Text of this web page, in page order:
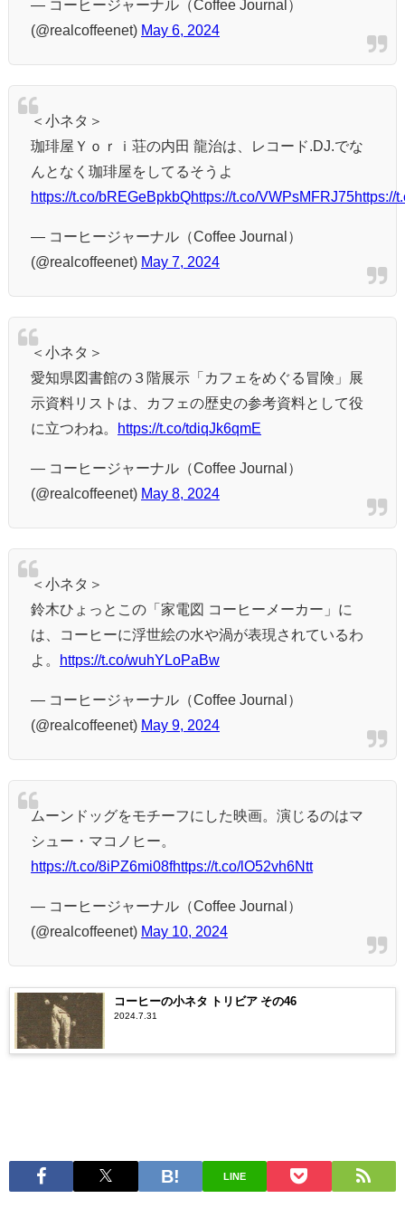
— コーヒージャーナル（Coffee Journal）
(@realcoffeenet) May 6, 2024
＜小ネタ＞
珈琲屋Ｙｏｒｉ荘の内田 龍治は、レコード.DJ.でな
んとなく珈琲屋をしてるそうよ
https://t.co/bREGeBpkbQhttps://t.co/VWPsMFRJ75https://
— コーヒージャーナル（Coffee Journal）
(@realcoffeenet) May 7, 2024
＜小ネタ＞
愛知県図書館の３階展示「カフェをめぐる冒険」展
示資料リストは、カフェの歴史の参考資料として役
に立つわね。
https://t.co/tdiqJk6qmE
— コーヒージャーナル（Coffee Journal）
(@realcoffeenet) May 8, 2024
＜小ネタ＞
鈴木ひょっとこの「家電図 コーヒーメーカー」に
は、コーヒーに浮世絵の水や渦が表現されているわ
よ。
https://t.co/wuhYLoPaBw
— コーヒージャーナル（Coffee Journal）
(@realcoffeenet) May 9, 2024
ムーンドッグをモチーフにした映画。演じるのはマ
シュー・マコノヒー。
https://t.co/8iPZ6mi08fhttps://t.co/lO52vh6Ntt
— コーヒージャーナル（Coffee Journal）
(@realcoffeenet) May 10, 2024
コーヒーの小ネタ トリビア その46
2024.7.31
LINE